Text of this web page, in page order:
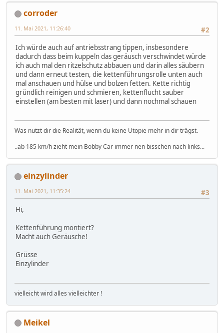
corroder
#2
11. Mai 2021, 11:26:40
Ich würde auch auf antriebsstrang tippen, insbesondere
dadurch dass beim kuppeln das geräusch verschwindet würde
ich auch mal den ritzelschutz abbauen und darin alles säubern
und dann erneut testen, die kettenführungsrolle unten auch
mal anschauen und hülse und bolzen fetten. Kette richtig
gründlich reinigen und schmieren, kettenflucht sauber
einstellen (am besten mit laser) und dann nochmal schauen
Was nutzt dir die Realität, wenn du keine Utopie mehr in dir trägst.
..ab 185 km/h zieht mein Bobby Car immer nen bisschen nach links...
einzylinder
#3
11. Mai 2021, 11:35:24
Hi,
Kettenführung montiert?
Macht auch Geräusche!
Grüsse
Einzylinder
vielleicht wird alles vielleichter !
Meikel